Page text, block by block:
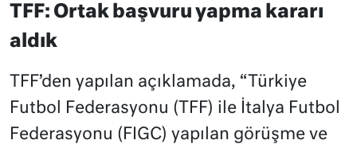
TFF: Ortak başvuru yapma kararı
aldık
TFF’den yapılan açıklamada, “Türkiye
Futbol Federasyonu (TFF) ile İtalya Futbol
Federasyonu (FIGC) yapılan görüşme ve